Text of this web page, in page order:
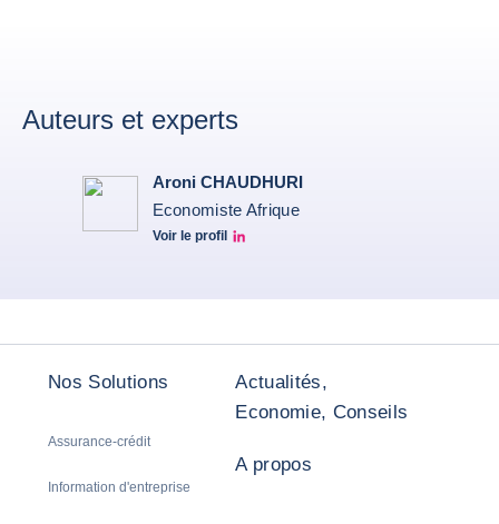
Auteurs et experts
Aroni CHAUDHURI
Economiste Afrique
Voir le profil
Aroni Linkedin
Nos Solutions
Assurance-crédit
Information d'entreprise
Actualités,
Economie, Conseils
A propos